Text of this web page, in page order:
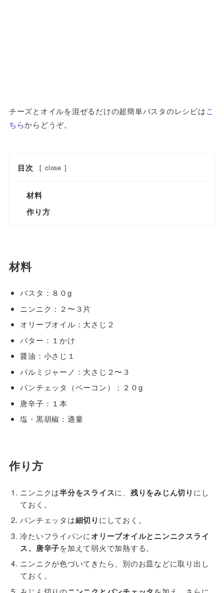
チーズとオイルを混ぜるだけの超簡単パスタのレシピはこ
ちらからどうぞ。
目次 [ close ]
材料
作り方
材料
パスタ：８０g
ニンニク：２〜３片
オリーブオイル：大さじ２
バター：１かけ
醤油：小さじ１
パルミジャーノ：大さじ２〜３
パンチェッタ（ベーコン）：２０g
唐辛子：１本
塩・黒胡椒：適量
作り方
ニンニクは半分をスライスに、 残りをみじん切り にし
ておく。
パンチェッタは細切り にしておく。
冷たいフライパンにオリーブオイルとニンニクスライ
ス、唐辛子を加えて弱火で加熱する。
ニンニクが色づいてきたら、別のお皿などに取り出し
ておく。